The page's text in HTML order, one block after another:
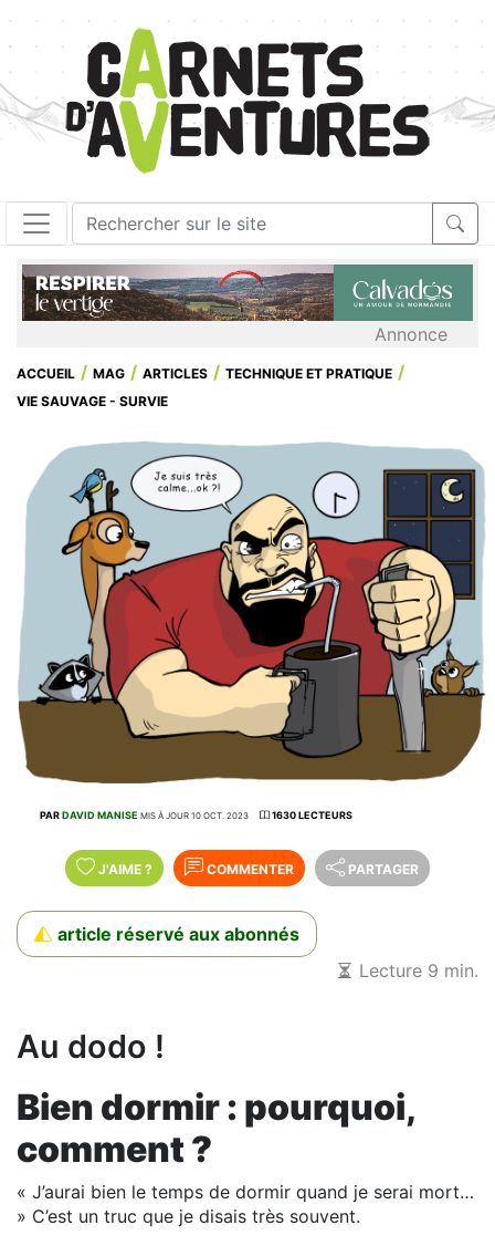
Annonce
ACCUEIL MAG ARTICLES
TECHNIQUE ET PRATIQUE
VIE SAUVAGE - SURVIE
PARDAVID MANISE MIS À JOUR 10 OCT. 2023 1630 LECTEURS
J'AIME ? COMMENTER PARTAGER
article réservé aux abonnés
Lecture 9 min.
Au dodo !
Bien dormir : pourquoi,
comment ?
« J’aurai bien le temps de dormir quand je serai mort…
» C’est un truc que je disais très souvent.